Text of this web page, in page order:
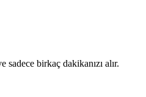
birkaç dakikanızı alır.